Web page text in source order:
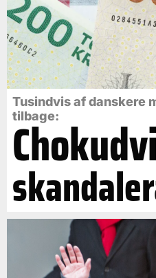
Tusindvis af danskere
tilbage: